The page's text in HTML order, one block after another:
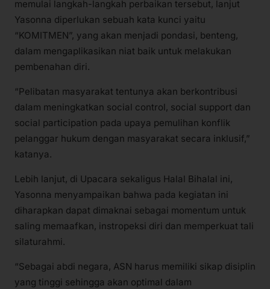
memulai langkah-langkah perbaikan tersebut, lanjut
Yasonna diperlukan sebuah kata kunci yaitu
“KOMITMEN”, yang akan menjadi pondasi, benteng,
dalam mengaplikasikan niat baik untuk melakukan
pembenahan diri.
“Pelibatan masyarakat tentunya akan berkontribusi
dalam meningkatkan social control, social support dan
social participation pada upaya pemulihan konflik
pelanggar hukum dengan masyarakat secara inklusif,”
katanya.
Lebih lanjut, di Upacara sekaligus Halal Bihalal ini,
Yasonna menyampaikan bahwa pada kegiatan ini
diharapkan dapat dimaknai sebagai momentum untuk
saling memaafkan, instropeksi diri dan memperkuat tali
silaturahmi.
“Sebagai abdi negara, ASN harus memiliki sikap disiplin
yang tinggi sehingga akan optimal dalam